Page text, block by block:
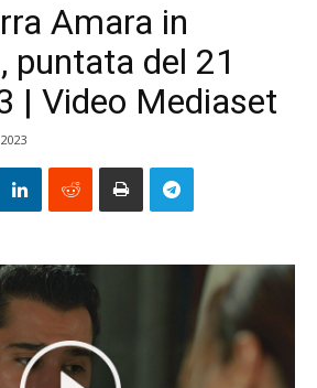
Amara in
puntata del 21
| Video Mediaset